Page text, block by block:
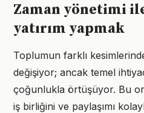
Zaman yönetimi
yatırım yapmak
Toplumun farklı
değişiyor; ancak temel
çoğunlukla örtüşüyor. Bu
iş birliğini ve paylaşımı